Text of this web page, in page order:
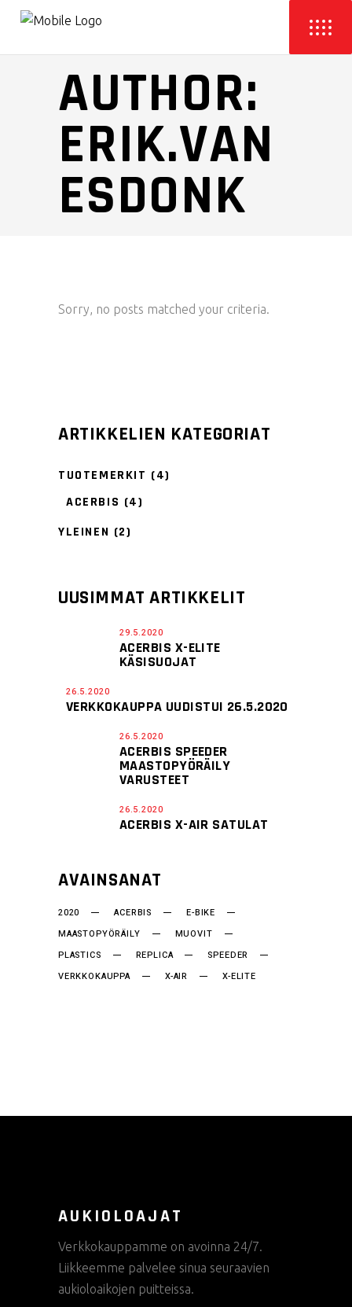
AUTHOR:
ERIK.VAN
ESDONK
Sorry, no posts matched your criteria.
ARTIKKELIEN KATEGORIAT
TUOTEMERKIT (4)
ACERBIS (4)
YLEINEN (2)
UUSIMMAT ARTIKKELIT
29.5.2020
ACERBIS X-ELITE
KÄSISUOJAT
26.5.2020
VERKKOKAUPPA UUDISTUI 26.5.2020
26.5.2020
ACERBIS SPEEDER
MAASTOPYÖRÄILY
VARUSTEET
26.5.2020
ACERBIS X-AIR SATULAT
AVAINSANAT
2020 ACERBIS
E-BIKE
MAASTOPYÖRÄILY
MUOVIT
PLASTICS
REPLICA
SPEEDER
VERKKOKAUPPA
X-AIR X-ELITE
AUKIOLOAJAT
Verkkokauppamme on avoinna 24/7.
Liikkeemme palvelee sinua seuraavien
aukioloaikojen puitteissa.